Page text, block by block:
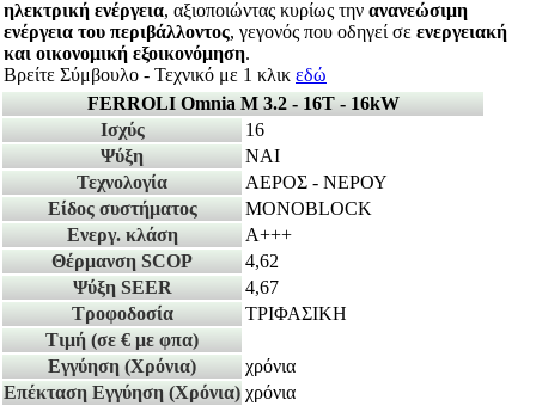
ηλεκτρική ενέργεια, αξιοποιώντας κυρίως την ανανεώσιμη
ενέργεια του περιβάλλοντος, γεγονός που οδηγεί σε ενεργειακή
και οικονομική εξοικονόμηση.
Βρείτε Σύμβουλο - Τεχνικό με 1 κλικ εδώ
FERROLI Omnia M 3.2 - 16T - 16kW
Ισχύς
16
Ψύξη
ΝΑΙ
Τεχνολογία
ΑΕΡΟΣ - ΝΕΡΟΥ
Είδος συστήματος
MONOBLOCK
Ενεργ. κλάση
A+++
Θέρμανση SCOP
4,62
Ψύξη SEER
4,67
Τροφοδοσία
ΤΡΙΦΑΣΙΚΗ
Τιμή (σε € με φπα)
Εγγύηση (Χρόνια)
χρόνια
Επέκταση Εγγύηση (Χρόνια) χρόνια